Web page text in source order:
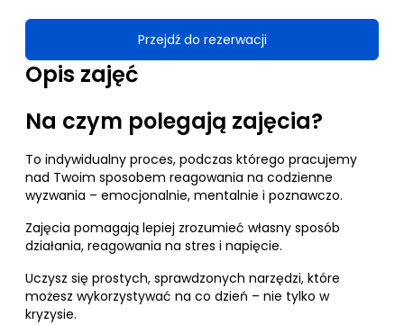
Przejdź do rezerwacji
Opis zajęć
Na czym polegają zajęcia?
To indywidualny proces, podczas którego pracujemy
nad Twoim sposobem reagowania na codzienne
wyzwania – emocjonalnie, mentalnie i poznawczo.
Zajęcia pomagają lepiej zrozumieć własny sposób
działania, reagowania na stres i napięcie.
Uczysz się prostych, sprawdzonych narzędzi, które
możesz wykorzystywać na co dzień – nie tylko w
kryzysie.